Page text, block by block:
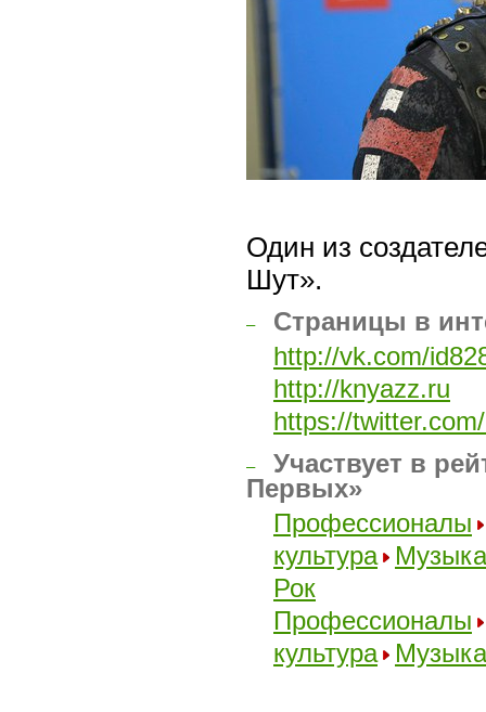
Один из
Шут».
–
Страницы в
http://vk.com/
http://knyazz.ru
https://
–
Участвует в
Первых»
Профессионалы
культура
Музыка
Рок
Профессионалы
культура
Музыка